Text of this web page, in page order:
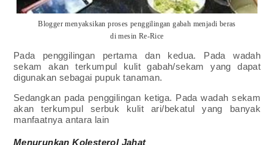
Blogger menyaksikan proses penggilingan gabah menjadi beras
di mesin Re-Rice
Pada penggilingan pertama dan kedua. Pada wadah
sekam akan terkumpul kulit gabah/sekam yang dapat
digunakan sebagai pupuk tanaman.
Sedangkan pada penggilingan ketiga. Pada wadah sekam
akan terkumpul serbuk kulit ari/bekatul yang banyak
manfaatnya antara lain
Menurunkan Kolesterol Jahat